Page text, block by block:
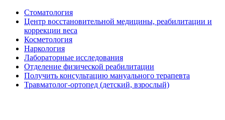
Стоматология
Центр восстановительной медицины, реабилитации и
коррекции веса
Косметология
Наркология
Лабораторные исследования
Отделение физической реабилитации
Получить консультацию мануального терапевта
Травматолог-ортопед (детский, взрослый)